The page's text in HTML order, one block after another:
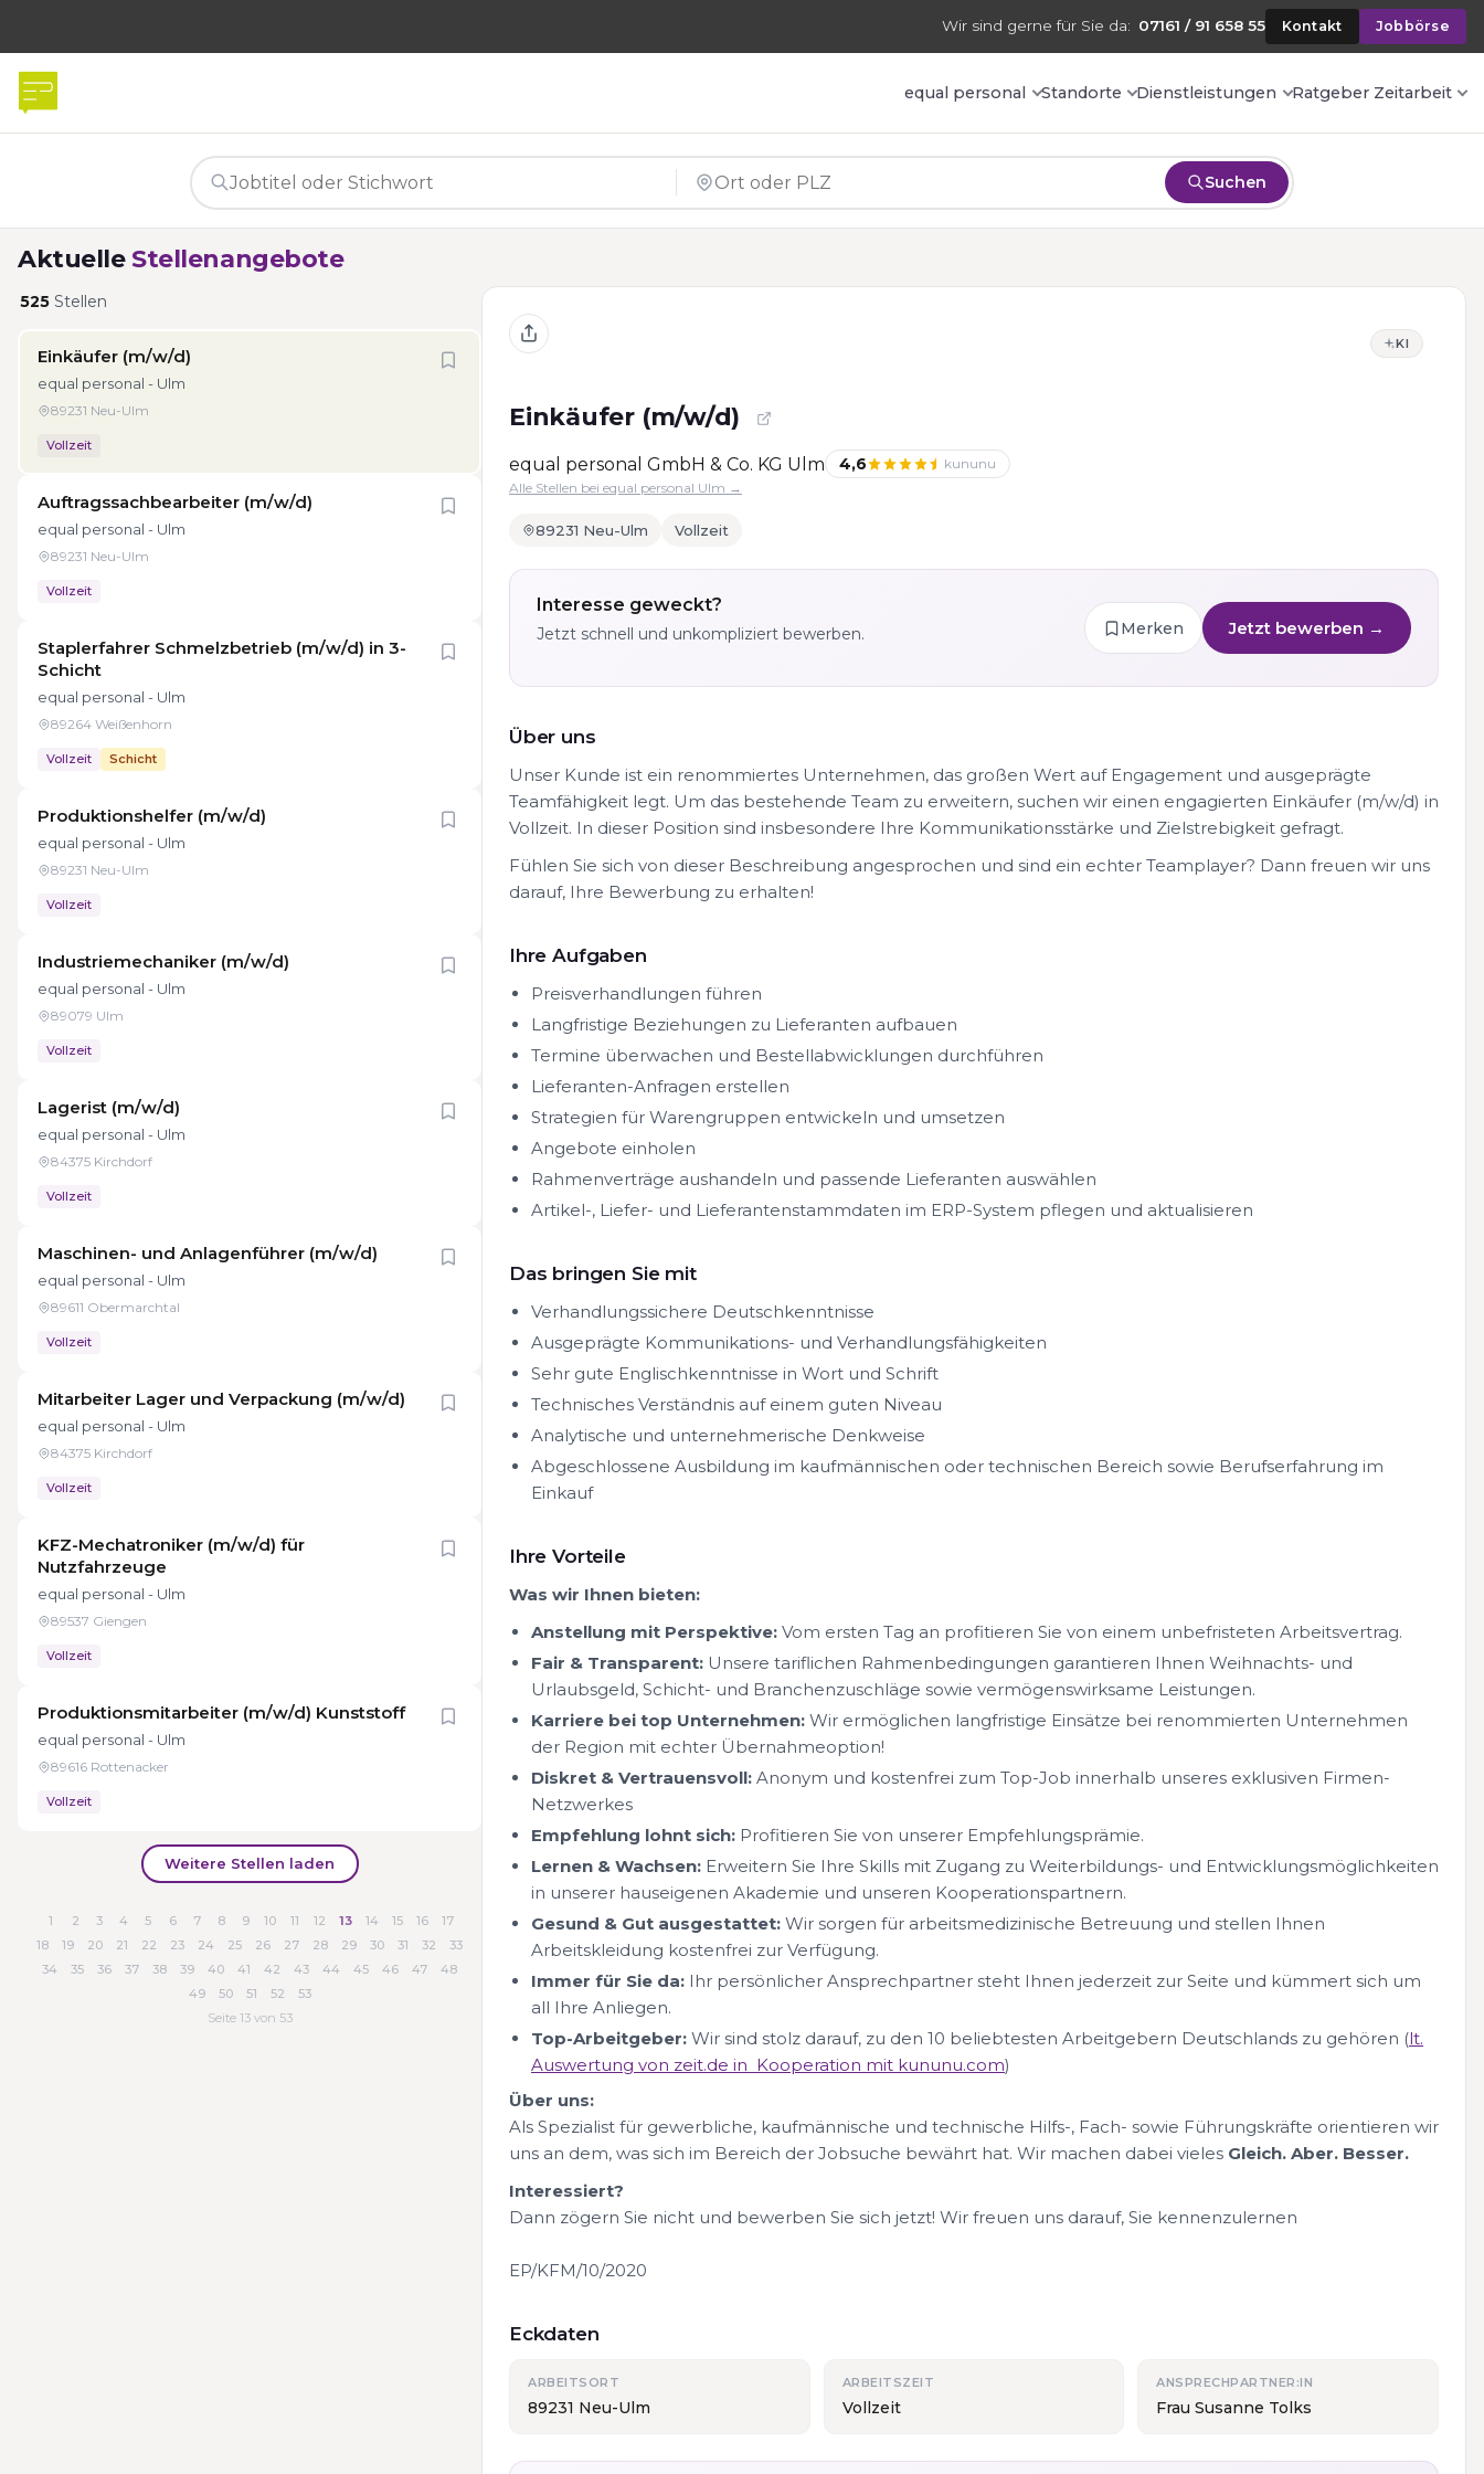
Wir sind gerne für Sie da: 07161 / 91 658 55 Kontakt Jobbörse
equal personal Standorte Dienstleistungen Ratgeber Zeitarbeit
Suchen
Aktuelle Stellenangebote
525 Stellen
Einkäufer (m/w/d)
equal personal - Ulm
89231 Neu-Ulm
Vollzeit
Auftragssachbearbeiter (m/w/d)
equal personal - Ulm
89231 Neu-Ulm
Vollzeit
Staplerfahrer Schmelzbetrieb (m/w/d) in 3-
Schicht
equal personal - Ulm
89264 Weißenhorn
Vollzeit Schicht
Produktionshelfer (m/w/d)
equal personal - Ulm
89231 Neu-Ulm
Vollzeit
Industriemechaniker (m/w/d)
equal personal - Ulm
89079 Ulm
Vollzeit
Lagerist (m/w/d)
equal personal - Ulm
84375 Kirchdorf
Vollzeit
Maschinen- und Anlagenführer (m/w/d)
equal personal - Ulm
89611 Obermarchtal
Vollzeit
Mitarbeiter Lager und Verpackung (m/w/d)
equal personal - Ulm
84375 Kirchdorf
Vollzeit
KFZ-Mechatroniker (m/w/d) für
Nutzfahrzeuge
equal personal - Ulm
89537 Giengen
Vollzeit
Produktionsmitarbeiter (m/w/d) Kunststoff
equal personal - Ulm
89616 Rottenacker
Vollzeit
Weitere Stellen laden
1 2 3 4 5 6 7 8 9 10 11 12 13 14 15 16
17
18
19 20 21 22 23 24 25 26 27 28 29 30 31 32
33
34
35 36 37 38 39 40 41 42 43 44 45 46 47
48
49
50 51 52
53
Seite 13 von 53
KI
Einkäufer (m/w/d)
equal personal GmbH & Co. KG Ulm 4,6
kununu
Alle Stellen bei equal personal Ulm →
89231 Neu-Ulm Vollzeit
Interesse geweckt?
Jetzt schnell und unkompliziert bewerben. Merken Jetzt bewerben →
Über uns
Unser Kunde ist ein renommiertes Unternehmen, das großen Wert auf Engagement und ausgeprägte
Teamfähigkeit legt. Um das bestehende Team zu erweitern, suchen wir einen engagierten Einkäufer (m/w/d) in
Vollzeit. In dieser Position sind insbesondere Ihre Kommunikationsstärke und Zielstrebigkeit gefragt.
Fühlen Sie sich von dieser Beschreibung angesprochen und sind ein echter Teamplayer? Dann freuen wir uns
darauf, Ihre Bewerbung zu erhalten!
Ihre Aufgaben
Preisverhandlungen führen
Langfristige Beziehungen zu Lieferanten aufbauen
Termine überwachen und Bestellabwicklungen durchführen
Lieferanten-Anfragen erstellen
Strategien für Warengruppen entwickeln und umsetzen
Angebote einholen
Rahmenverträge aushandeln und passende Lieferanten auswählen
Artikel-, Liefer- und Lieferantenstammdaten im ERP-System pflegen und aktualisieren
Das bringen Sie mit
Verhandlungssichere Deutschkenntnisse
Ausgeprägte Kommunikations- und Verhandlungsfähigkeiten
Sehr gute Englischkenntnisse in Wort und Schrift
Technisches Verständnis auf einem guten Niveau
Analytische und unternehmerische Denkweise
Abgeschlossene Ausbildung im kaufmännischen oder technischen Bereich sowie Berufserfahrung im
Einkauf
Ihre Vorteile
Was wir Ihnen bieten:
Anstellung mit Perspektive: Vom ersten Tag an profitieren Sie von einem unbefristeten Arbeitsvertrag.
Fair & Transparent: Unsere tariflichen Rahmenbedingungen garantieren Ihnen Weihnachts- und
Urlaubsgeld, Schicht- und Branchenzuschläge sowie vermögenswirksame Leistungen.
Karriere bei top Unternehmen: Wir ermöglichen langfristige Einsätze bei renommierten Unternehmen
der Region mit echter Übernahmeoption!
Diskret & Vertrauensvoll: Anonym und kostenfrei zum Top-Job innerhalb unseres exklusiven Firmen-
Netzwerkes
Empfehlung lohnt sich: Profitieren Sie von unserer Empfehlungsprämie.
Lernen & Wachsen: Erweitern Sie Ihre Skills mit Zugang zu Weiterbildungs- und Entwicklungsmöglichkeiten
in unserer hauseigenen Akademie und unseren Kooperationspartnern.
Gesund & Gut ausgestattet: Wir sorgen für arbeitsmedizinische Betreuung und stellen Ihnen
Arbeitskleidung kostenfrei zur Verfügung.
Immer für Sie da: Ihr persönlicher Ansprechpartner steht Ihnen jederzeit zur Seite und kümmert sich um
all Ihre Anliegen.
Top-Arbeitgeber: Wir sind stolz darauf, zu den 10 beliebtesten Arbeitgebern Deutschlands zu gehören (lt.
Auswertung von zeit.de in Kooperation mit kununu.com)
Über uns:
Als Spezialist für gewerbliche, kaufmännische und technische Hilfs-, Fach- sowie Führungskräfte orientieren wir
uns an dem, was sich im Bereich der Jobsuche bewährt hat. Wir machen dabei vieles Gleich. Aber. Besser.
Interessiert?
Dann zögern Sie nicht und bewerben Sie sich jetzt! Wir freuen uns darauf, Sie kennenzulernen
EP/KFM/10/2020
Eckdaten
ARBEITSORT
89231 Neu-Ulm
ARBEITSZEIT
Vollzeit
ANSPRECHPARTNER:IN
Frau Susanne Tolks